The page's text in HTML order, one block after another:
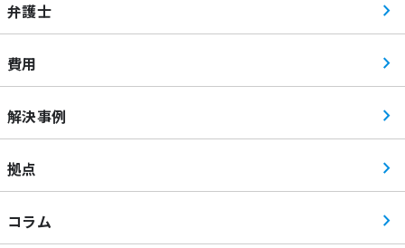
弁護士
費用
解決事例
拠点
コラム